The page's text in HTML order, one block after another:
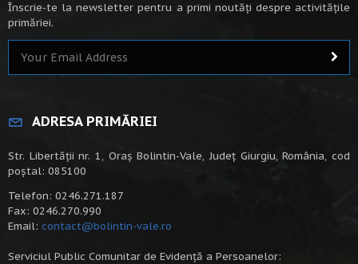
Înscrie-te la newsletter pentru a primi noutăți despre activitățile
primăriei.
ADRESA PRIMĂRIEI
Str. Libertății nr. 1, Oraș Bolintin-Vale, Județ Giurgiu, România, cod
poștal: 085100
Telefon: 0246.271.187
Fax: 0246.270.990
Email: contact@bolintin-vale.ro
Serviciul Public Comunitar de Evidență a Persoanelor: